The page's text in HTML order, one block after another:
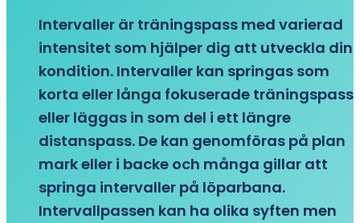
Intervaller är träningspass med varierad
intensitet som hjälper dig att utveckla din
kondition. Intervaller kan springas som
korta eller långa fokuserade träningspass
eller läggas in som del i ett längre
distanspass. De kan genomföras på plan
mark eller i backe och många gillar att
springa intervaller på löparbana.
Intervallpassen kan ha olika syften men